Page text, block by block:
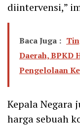
diintervensi,”
Baca Juga :
Daerah, BPKD
Pengelolaan
Kepala Negara
harga sebuah